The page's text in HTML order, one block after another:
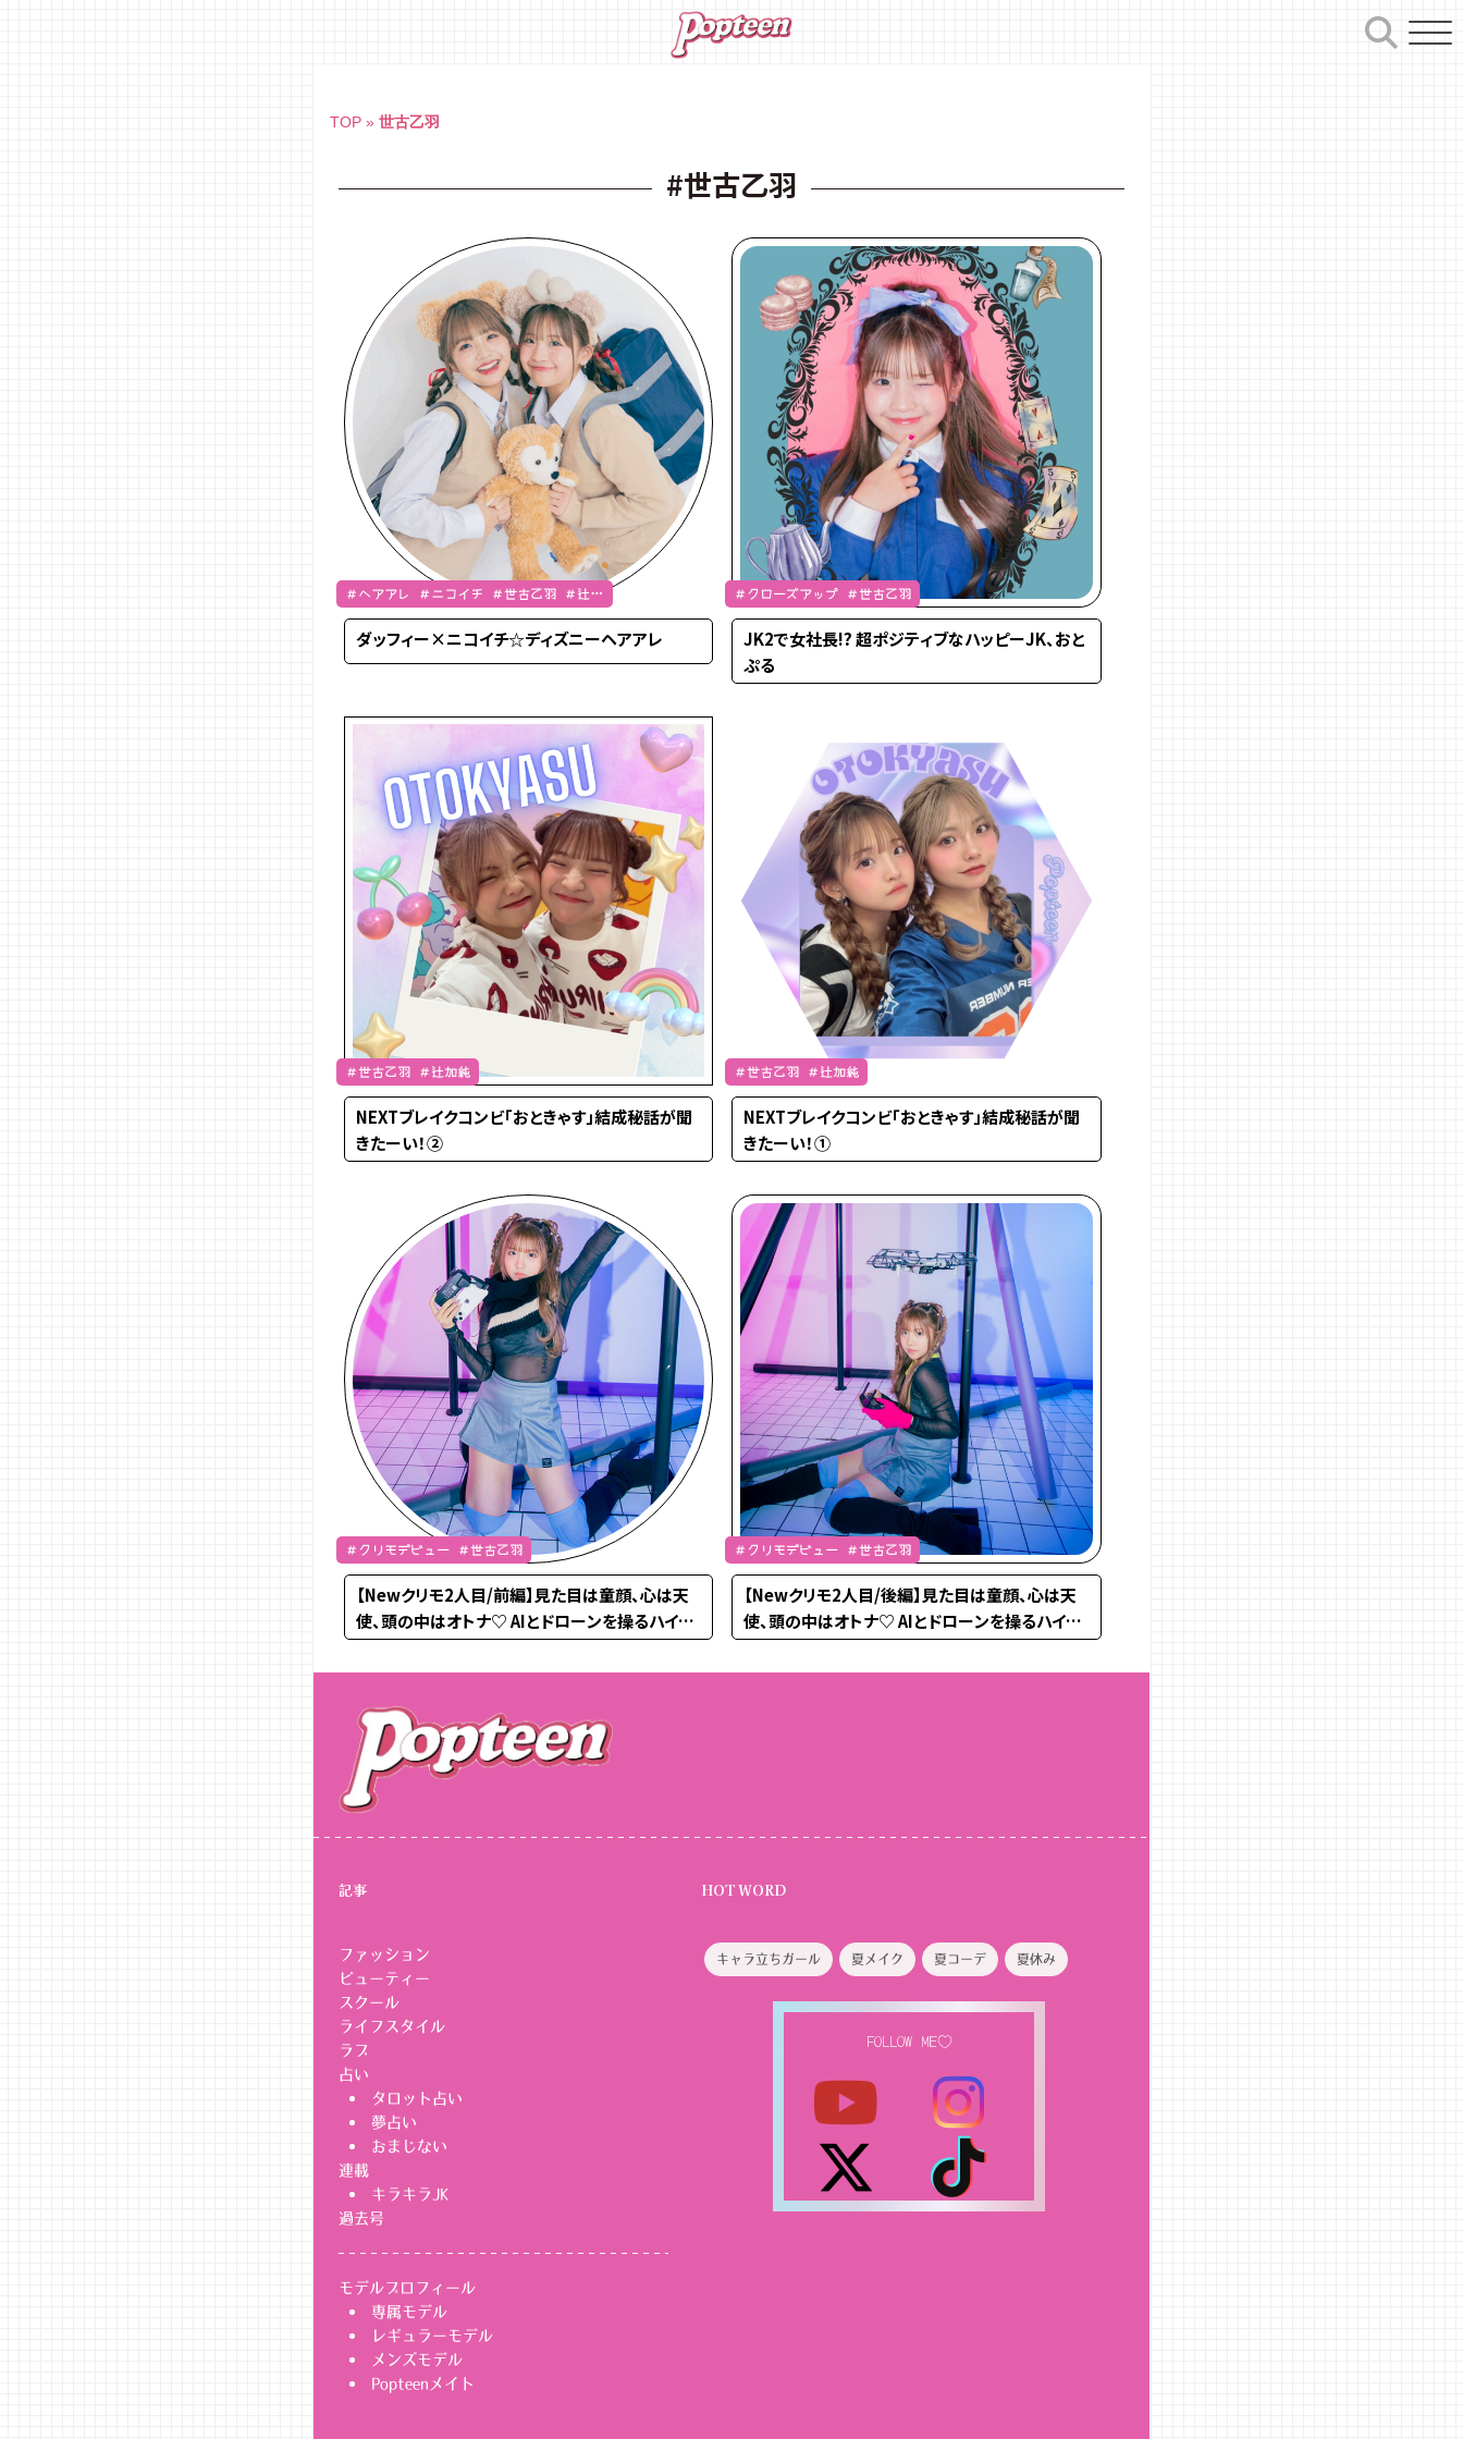
TOP »世古乙羽
#世古乙羽
＃ヘアアレ ＃ニコイチ ＃世古乙羽 ＃辻加
純
ダッフィー×ニコイチ☆ディズニーヘアアレ
＃クローズアップ ＃世古乙羽
JK2で女社長!? 超ポジティブなハッピーJK、おと
ぷる
＃世古乙羽 ＃辻加純
NEXTブレイクコンビ「おときゃす」結成秘話が聞
きたーい！②
＃世古乙羽 ＃辻加純
NEXTブレイクコンビ「おときゃす」結成秘話が聞
きたーい！①
＃クリモデビュー ＃世古乙羽
【Newクリモ2人目/前編】見た目は童顔、心は天
使、頭の中はオトナ♡ AIとドローンを操るハイス
ペJK・おとぷる降臨！
＃クリモデビュー ＃世古乙羽
【Newクリモ2人目/後編】見た目は童顔、心は天
使、頭の中はオトナ♡ AIとドローンを操るハイス
ペJK・おとぷる降臨！
記事
ファッション
ビューティー
スクール
ライフスタイル
ラブ
占い
タロット占い
夢占い
おまじない
連載
キラキラJK
過去号
モデルプロフィール
専属モデル
レギュラーモデル
メンズモデル
Popteenメイト
HOT WORD
キャラ立ちガール 夏メイク 夏コーデ 夏休み
FOLLOW ME♡